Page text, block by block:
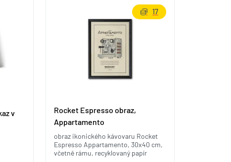
v
Rocket Espresso obraz,
Appartamento
obraz ikonického kávovaru Rocket
Espresso Appartamento, 30x40 cm,
včetně rámu, recyklovaný papír
17